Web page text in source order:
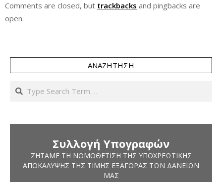
Comments are closed, but trackbacks and pingbacks are
open.
ΑΝΑΖΉΤΗΣΗ
Search
Συλλογή Υπογραφών
ΖΗΤΆΜΕ ΤΗ ΝΟΜΟΘΈΤΙΣΗ ΤΗΣ ΥΠΟΧΡΕΩΤΙΚΉΣ
ΑΠΟΚΆΛΥΨΗΣ ΤΗΣ ΤΙΜΉΣ ΕΞΑΓΟΡΆΣ ΤΩΝ ΔΑΝΕΊΩΝ
ΜΑΣ